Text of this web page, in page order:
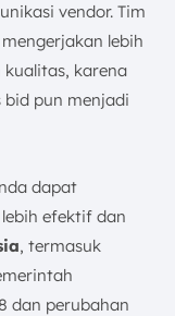
vendor. Tim
lebih
karena
pun menjadi
dapat
efektif dan
, termasuk
dan perubahan